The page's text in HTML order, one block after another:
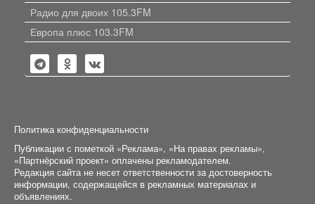
Радио для двоих 105.3FM
Европа плюс 103.3FM
Политика конфиденциальности
Публикации с пометкой «Реклама», «На правах рекламы»,
«Партнёрский проект» оплачены рекламодателем.
Редакция сайта не несет ответственности за достоверность
информации, содержащейся в рекламных материалах и
объявлениях.